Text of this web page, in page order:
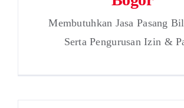
Membutuhkan Jasa Pasang
Serta Pengurusan Izin &